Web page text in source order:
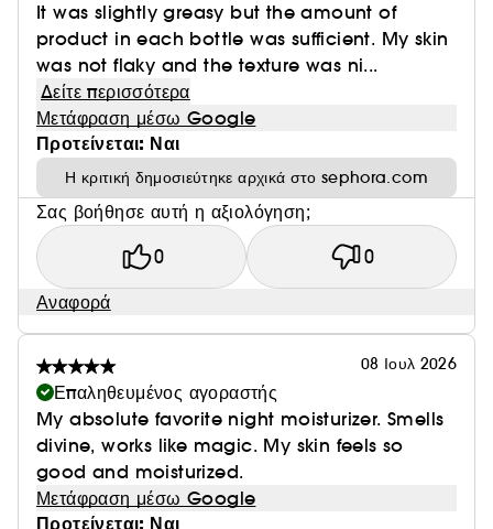
It was slightly greasy but the amount of
product in each bottle was sufficient. My skin
was not flaky and the texture was ni...
Δείτε περισσότερα
Μετάφραση μέσω Google
Προτείνεται: Ναι
Η κριτική δημοσιεύτηκε αρχικά στο sephora.com
Σας βοήθησε αυτή η αξιολόγηση;
0 0
Αναφορά
08 Ιουλ 2026
Επαληθευμένος αγοραστής
My absolute favorite night moisturizer. Smells
divine, works like magic. My skin feels so
good and moisturized.
Μετάφραση μέσω Google